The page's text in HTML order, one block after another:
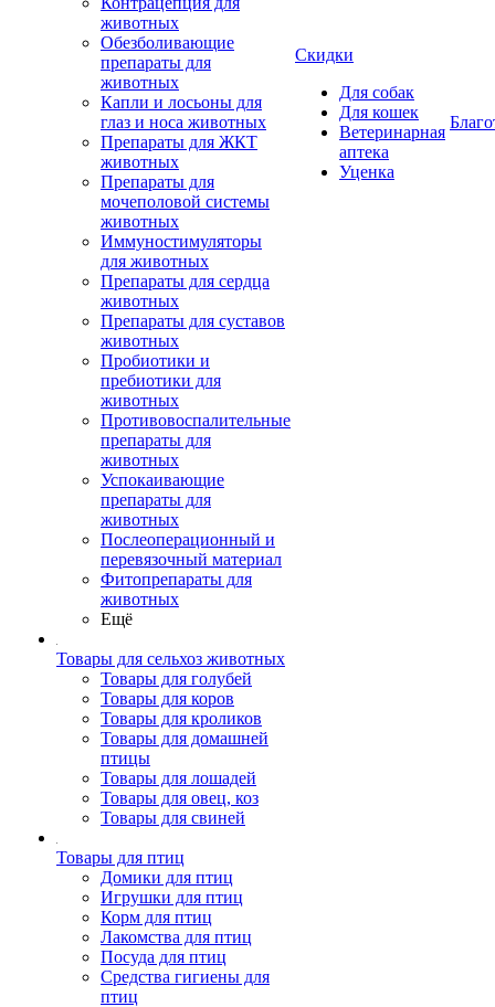
животных
Обезболивающие
препараты для
животных
Капли и лосьоны для
глаз и носа животных
Препараты для ЖКТ
животных
Препараты для
мочеполовой системы
животных
Иммуностимуляторы
для животных
Препараты для сердца
животных
Препараты для суставов
животных
Пробиотики и
пребиотики для
животных
Противовоспалительные
препараты для
животных
Успокаивающие
препараты для
животных
Послеоперационный и
перевязочный материал
Фитопрепараты для
животных
Ещё
Товары для сельхоз животных
Товары для голубей
Товары для коров
Товары для кроликов
Товары для домашней
птицы
Товары для лошадей
Товары для овец, коз
Товары для свиней
Товары для птиц
Домики для птиц
Игрушки для птиц
Корм для птиц
Лакомства для птиц
Посуда для птиц
Средства гигиены для
птиц
Скидки
Для собак
Для кошек
Ветеринарная
аптека
Уценка